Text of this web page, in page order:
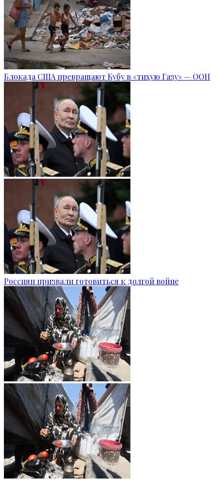
Блокада США превращают Кубу в «тихую Газу» — ООН
Россиян призвали готовиться к долгой войне